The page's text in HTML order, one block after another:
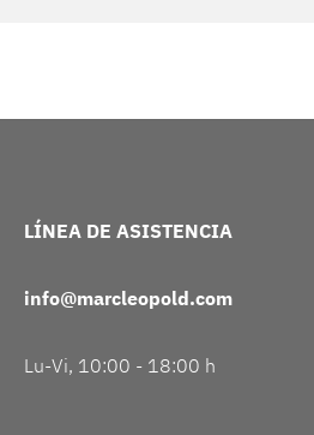
LÍNEA DE ASISTENCIA
info@marcleopold.com
Lu-Vi, 10:00 - 18:00 h